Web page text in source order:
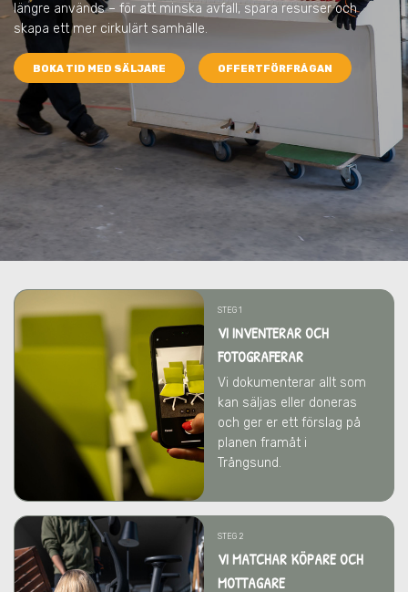
längre används – för att minska avfall, spara resurser och
skapa ett mer cirkulärt samhälle.
BOKA TID MED SÄLJARE OFFERTFÖRFRÅGAN
STEG 1
VI INVENTERAR OCH
FOTOGRAFERAR
Vi dokumenterar allt som
kan säljas eller doneras
och ger er ett förslag på
planen framåt i
Trångsund.
STEG 2
VI MATCHAR KÖPARE OCH
MOTTAGARE